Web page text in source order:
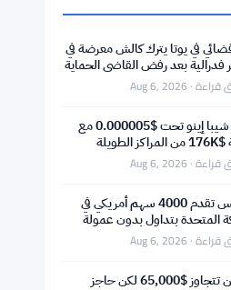
في يوتا يترك كالش معرضة في